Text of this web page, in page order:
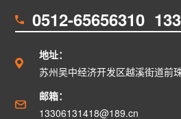
0512-65656310
地址：
苏州吴中经济开发区越溪街道前
邮箱：
13306131418@189.cn